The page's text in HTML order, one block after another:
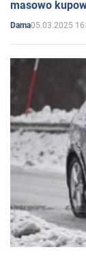
masowo
Dama05.03.2025